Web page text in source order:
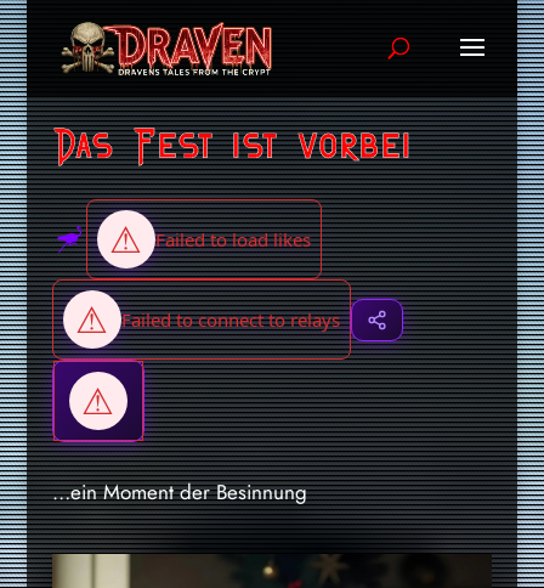
Das Fest ist vorbei
…ein Moment der Besinnung